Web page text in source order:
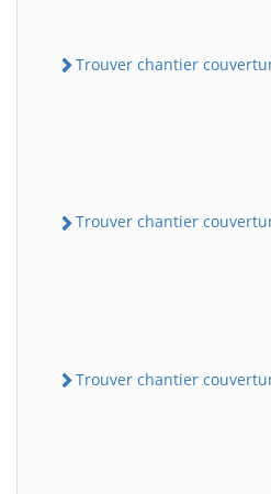
Trouver chantier
Trouver chantier
Trouver chantier